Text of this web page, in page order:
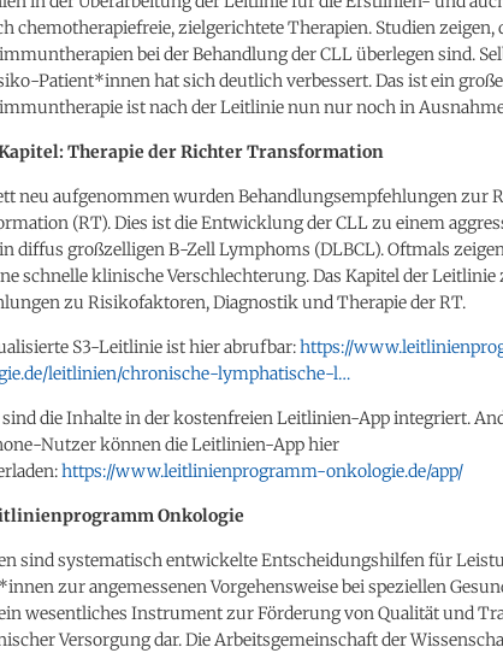
chemotherapiefreie, zielgerichtete Therapien. Studien zeigen,
bei der Behandlung der CLL überlegen sind.
Patient*innen hat sich deutlich verbessert. Das ist ein
ist nach der Leitlinie nun nur noch in
Therapie der Richter Transformation
neu aufgenommen wurden Behandlungsempfehlungen zur
(RT). Dies ist die Entwicklung der CLL zu einem
diffus großzelligen B-Zell Lymphoms (DLBCL). Oftmals
schnelle klinische Verschlechterung. Das Kapitel der
zu Risikofaktoren, Diagnostik und Therapie der RT.
S3-Leitlinie ist hier abrufbar:https://
leitlinien/chronische-lymphatische-l…
die Inhalte in der kostenfreien Leitlinien-App integriert.
Nutzer können die Leitlinien-App hier
https://www.leitlinienprogramm-onkologie.de/app/
Onkologie
sind systematisch entwickelte Entscheidungshilfen für
zur angemessenen Vorgehensweise bei speziellen
wesentliches Instrument zur Förderung von Qualität und
Versorgung dar. Die Arbeitsgemeinschaft der